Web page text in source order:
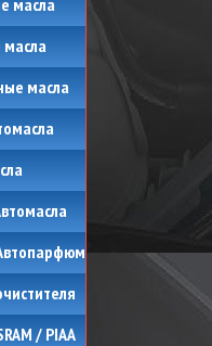
масла
масла
масла
/ PIAA